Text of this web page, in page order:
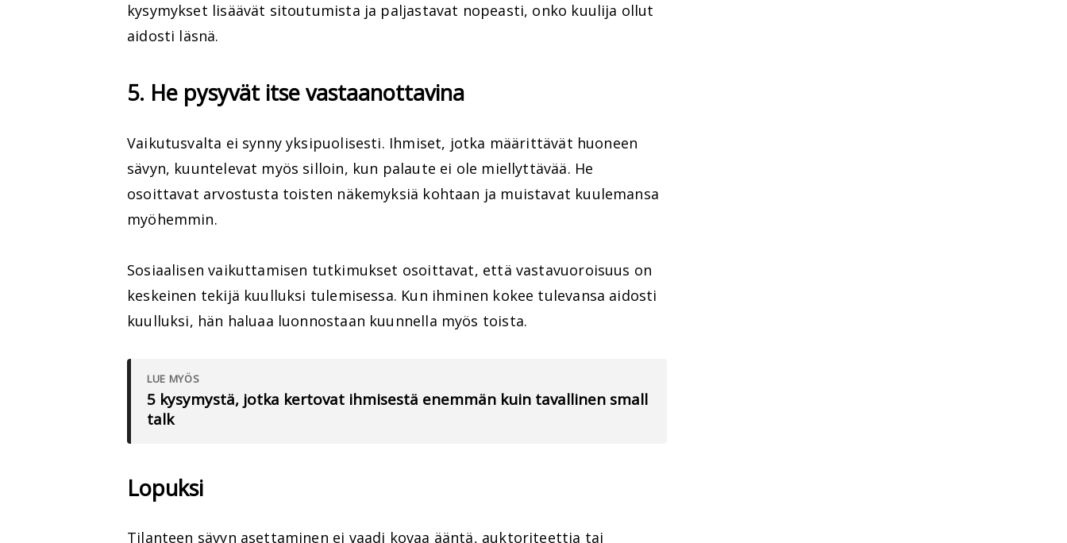
kysymykset lisäävät sitoutumista ja paljastavat nopeasti, onko kuulija ollut
aidosti läsnä.
5. He pysyvät itse vastaanottavina
Vaikutusvalta ei synny yksipuolisesti. Ihmiset, jotka määrittävät huoneen
sävyn, kuuntelevat myös silloin, kun palaute ei ole miellyttävää. He
osoittavat arvostusta toisten näkemyksiä kohtaan ja muistavat kuulemansa
myöhemmin.
Sosiaalisen vaikuttamisen tutkimukset osoittavat, että vastavuoroisuus on
keskeinen tekijä kuulluksi tulemisessa. Kun ihminen kokee tulevansa aidosti
kuulluksi, hän haluaa luonnostaan kuunnella myös toista.
LUE MYÖS
5 kysymystä, jotka kertovat ihmisestä enemmän kuin tavallinen small
talk
Lopuksi
Tilanteen sävyn asettaminen ei vaadi kovaa ääntä, auktoriteettia tai